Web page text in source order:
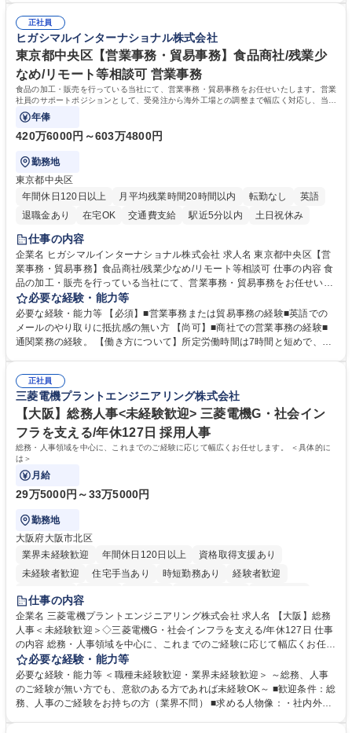
平均100件前後■メール・手紙：同上40件前後 募集職種 中野本社【お客様
相談室】お客様のお声をもとにより良い商品づくりへ貢献
すのでご安心ください。 【当社について】キリングループの広報機能を担
う会社として、お客様との出会いを大切にし、磨き上げたホスピタリティ
を込めてコミュニケーションをとりながら広報関連業務を行っておりま
す。 学歴・資格 学歴：大学院 大学 高専 短大 専修学校 高校 語学力： 資
格：
正社員
ヒガシマルインターナショナル株式会社
東京都中央区【営業事務・貿易事務】食品商社/残業少
なめ/リモート等相談可 営業事務
食品の加工・販売を行っている当社にて、営業事務・貿易事務をお任せいたします。営業
社員のサポートポジションとして、受発注から海外工場との調整まで幅広く対応し、当社
事業の根幹を支えていただきます。
年俸
420万6000円～603万4800円
勤務地
東京都中央区
年間休日120日以上
月平均残業時間20時間以内 転勤なし
英語
退職金あり
在宅OK 交通費支給 駅近5分以内 土日祝休み
仕事の内容
企業名 ヒガシマルインターナショナル株式会社 求人名 東京都中央区【営
業事務・貿易事務】食品商社/残業少なめ/リモート等相談可 仕事の内容 食
品の加工・販売を行っている当社にて、営業事務・貿易事務をお任せいた
します。営業社員のサポートポジションとして、受発注から海外工場との
調整まで幅広く対応し、当社事業の根幹を支えていただきます。 ■受発注
業務、請求書発行 ■海外工場とのスケジュール調整 ■在庫管理 ■輸入書類
の確認・作成 ■配送手配 ■通関業者を通して行う輸出入業全般 ■倉庫との
ルプロデュースしているため、商品に関わる全ての業務をサポート頂きま
す。 募集職種 東京都中央区【営業事務・貿易事務】食品商社/残業少なめ/
リモート等相談可
必要な経験・能力等
必要な経験・能力等 【必須】■営業事務または貿易事務の経験■英語での
メールのやり取りに抵抗感の無い方 【尚可】■商社での営業事務の経験■
通関業務の経験。 【働き方について】所定労働時間は7時間と短めで、残
の強み】1991年の設立以来、外食産業を中心としたお客様の多様なニー
ズに沿った冷凍水産物等の生産・輸入・販売を一貫して手掛けています。
自社工場と海外拠点の強固な連携によるワンストップサービスが最大の強
みです。 学歴・資格 学歴：大学院 大学 語学力：英語 資格：
正社員
三菱電機プラントエンジニアリング株式会社
【大阪】総務人事<未経験歓迎> 三菱電機G・社会イン
フラを支える/年休127日 採用人事
総務・人事領域を中心に、これまでのご経験に応じて幅広くお任せします。 ＜具体的に
は＞
月給
29万5000円～33万5000円
勤務地
大阪府大阪市北区
業界未経験歓迎
年間休日120日以上
資格取得支援あり
未経験者歓迎
住宅手当あり 時短勤務あり
経験者歓迎
退職金あり
駅近5分以内
土日祝休み 服装自由 寮・社宅あり 食事補助あり
仕事の内容
企業名 三菱電機プラントエンジニアリング株式会社 求人名 【大阪】総務
人事＜未経験歓迎＞◇三菱電機G・社会インフラを支える/年休127日 仕事
の内容 総務・人事領域を中心に、これまでのご経験に応じて幅広くお任せ
します。 ＜具体的には＞ ・総務/人事労務（給与・社保・勤怠管理など）
・採用・教育研修 ・福利厚生運用 など ※基本的には事務所勤務ですが、
採用や教育等の業務内容により、関西圏以外への日帰り・宿泊を伴う国内
出張もございます。 ※担当業務を持ちつつ、お互いに助け合いながら、総
必要な経験・能力等
必要な経験・能力等 ＜職種未経験歓迎・業界未経験歓迎＞ ～総務、人事
のご経験が無い方でも、意欲のある方であれば未経験OK～ ■歓迎条件：総
務、人事のご経験をお持ちの方（業界不問） ■求める人物像：・社内外の